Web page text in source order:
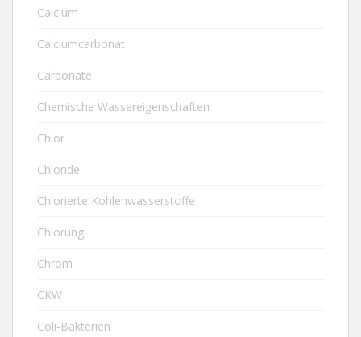
Calcium
Calciumcarbonat
Carbonate
Chemische Wassereigenschaften
Chlor
Chloride
Chlorierte Kohlenwasserstoffe
Chlorung
Chrom
CKW
Coli-Bakterien